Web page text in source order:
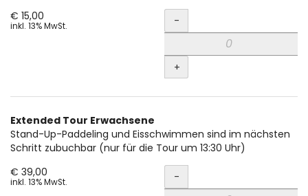
€ 15,00
inkl. 13% MwSt. Menge
-
+
Extended Tour Erwachsene
Stand-Up-Paddeling und Eisschwimmen sind im nächsten
Schritt zubuchbar (nur für die Tour um 13:30 Uhr)
€ 39,00
inkl. 13% MwSt. Menge
-